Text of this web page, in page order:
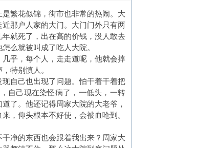
繁花似锦，街市也非常的热闹。大
那户人家的大门。大门门外只有两
就死了，出在高的价钱，没人敢去
么就被叫成了吃人大院。
乎，每个人，走走道呢，他就会摔
特别慎人。
自己也出现了问题。怕干着干着把
自己现在染怪病了，一低头，一转
了。他还记得周家大院的大老爷，
，仰头根本不好使，会被血呛到。
净的东西也会跟着我出来？周家大